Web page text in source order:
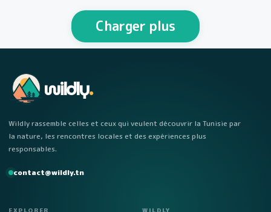
personnes Week-end…
Charger plus
wildly.
Wildly rassemble celles et ceux qui veulent découvrir la Tunisie par
la nature, les rencontres locales et des expériences plus
responsables.
contact@wildly.tn